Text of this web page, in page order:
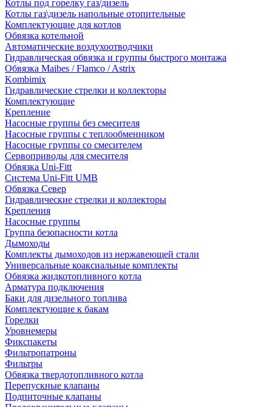
Котлы под горелку газ/дизель
Котлы газ\дизель напольные отопительные
Комплектующие для котлов
Обвязка котельной
Автоматические воздухоотводчики
Гидравлическая обвязка и группы быстрого монтажа
Обвязка Maibes / Flamco / Astrix
Kombimix
Гидравлические стрелки и коллекторы
Комплектующие
Крепление
Насосные группы без смесителя
Насосные группы с теплообменником
Насосные группы со смесителем
Сервоприводы для смесителя
Обвязка Uni-Fitt
Система Uni-Fitt UMB
Обвязка Север
Гидравлические стрелки и коллекторы
Крепления
Насосные группы
Группа безопасности котла
Дымоходы
Комплекты дымоходов из нержавеющей стали
Универсальные коаксиальные комплекты
Обвязка жидкотопливного котла
Арматура подключения
Баки для дизельного топлива
Комплектующие к бакам
Горелки
Уровнемеры
Фикспакеты
Фильтропатроны
Фильтры
Обвязка твердотопливного котла
Перепускные клапаны
Подпиточные клапаны